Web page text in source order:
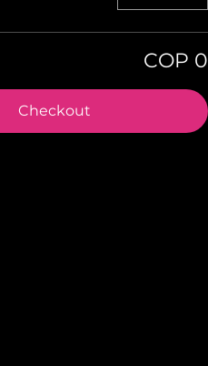
COP 0
Checkout